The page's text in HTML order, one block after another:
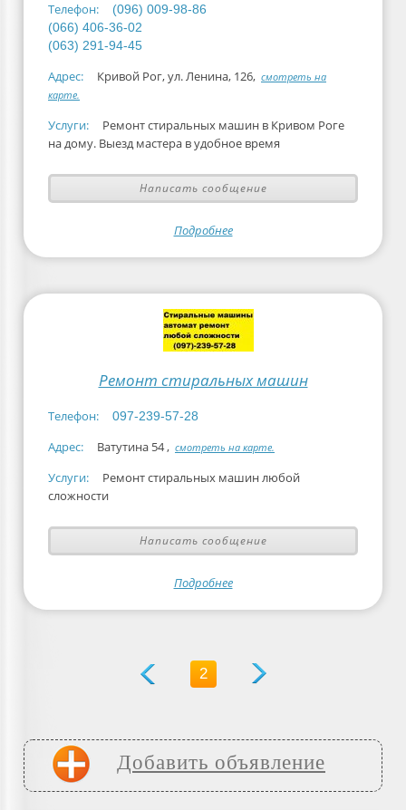
Телефон:
(096) 009-98-86
(066) 406-36-02
(063) 291-94-45
Адрес: Кривой Рог, ул. Ленина, 126, смотреть на
карте.
Услуги:
Ремонт стиральных машин в Кривом Роге
на дому. Выезд мастера в удобное время
Написать сообщение
Подробнее
Ремонт стиральных машин
Телефон: 097-239-57-28
Адрес: Ватутина 54 , смотреть на карте.
Услуги:
Ремонт стиральных машин любой
сложности
Написать сообщение
Подробнее
2
Добавить объявление